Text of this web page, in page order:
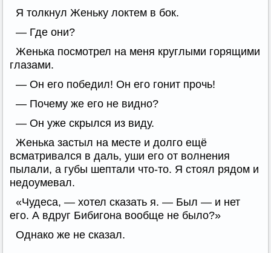
Я толкнул Женьку локтем в бок.
— Где они?
Женька посмотрел на меня круглыми горящими
глазами.
— Он его победил! Он его гонит прочь!
— Почему же его не видно?
— Он уже скрылся из виду.
Женька застыл на месте и долго ещё
всматривался в даль, уши его от волнения
пылали, а губы шептали что-то. Я стоял рядом и
недоумевал.
«Чудеса, — хотел сказать я. — Был — и нет
его. А вдруг Бибигона вообще не было?»
Однако же не сказал.